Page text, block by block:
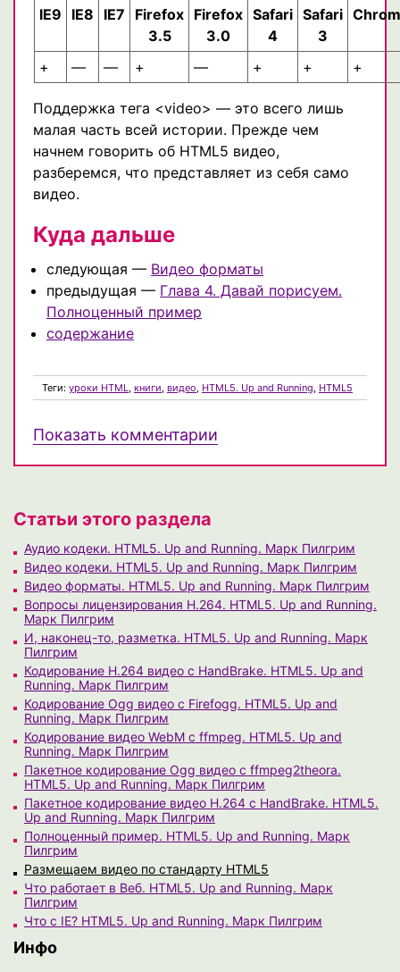
IE9 IE8 IE7
Firefox
3.5
Firefox
3.0
Safari
4
Safari
3
+ — — + — + + +
Поддержка тега <video> — это всего лишь
малая часть всей истории. Прежде чем
начнем говорить об HTML5 видео,
разберемся, что представляет из себя само
видео.
Куда дальше
следующая — Видео форматы
предыдущая — Глава 4. Давай порисуем.
Полноценный пример
содержание
Теги: уроки HTML, книги, видео, HTML5. Up and Running, HTML5
Показать комментарии
Статьи этого раздела
Аудио кодеки. HTML5. Up and Running. Марк Пилгрим
Видео кодеки. HTML5. Up and Running. Марк Пилгрим
Видео форматы. HTML5. Up and Running. Марк Пилгрим
Вопросы лицензирования H.264. HTML5. Up and Running.
Марк Пилгрим
И, наконец-то, разметка. HTML5. Up and Running. Марк
Пилгрим
Кодирование H.264 видео с HandBrake. HTML5. Up and
Running. Марк Пилгрим
Кодирование Ogg видео с Firefogg. HTML5. Up and
Running. Марк Пилгрим
Кодирование видео WebM с ffmpeg. HTML5. Up and
Running. Марк Пилгрим
Пакетное кодирование Ogg видео с ffmpeg2theora.
HTML5. Up and Running. Марк Пилгрим
Пакетное кодирование видео H.264 с HandBrake. HTML5.
Up and Running. Марк Пилгрим
Полноценный пример. HTML5. Up and Running. Марк
Пилгрим
Размещаем видео по стандарту HTML5
Что работает в Веб. HTML5. Up and Running. Марк
Пилгрим
Что с IE? HTML5. Up and Running. Марк Пилгрим
Инфо